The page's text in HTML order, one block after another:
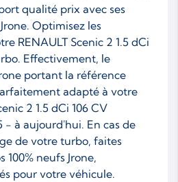
qualité prix avec ses
Optimisez les
RENAULT Scenic 2 1.5 dCi
Effectivement, le
portant la référence
adapté à votre
2 1.5 dCi 106 CV
- à aujourd'hui. En cas de
de votre turbo, faites
neufs Jrone,
pour votre véhicule.